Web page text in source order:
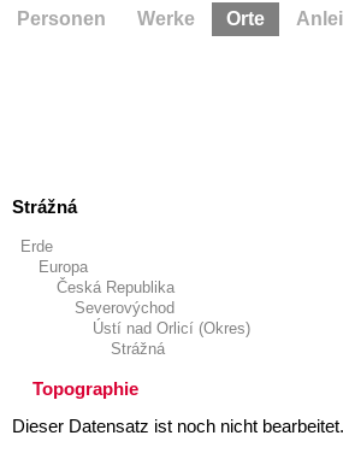
Strážná
Erde
Europa
Česká Republika
Severovýchod
Ústí nad Orlicí (Okres)
Strážná
Topographie
Dieser Datensatz ist noch nicht
Personen Werke Orte